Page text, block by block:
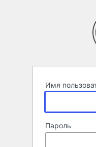
Имя
Пароль